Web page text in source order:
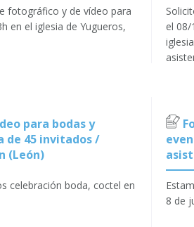
fotográfico y de vídeo para
en el iglesia de Yugueros,
el 08/
para bodas y
de 45 invitados /
(León)
celebración boda, coctel en
8 de